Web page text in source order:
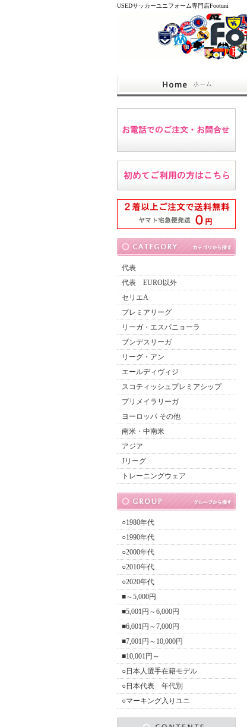
USEDサッカーユニフォーム専門店Footuni
代表
代表 EURO以外
セリエA
プレミアリーグ
リーガ・エスパニョーラ
ブンデスリーガ
リーグ・アン
エールディヴィジ
スコティッシュプレミアシップ
プリメイラリーガ
ヨーロッパ その他
南米・中南米
アジア
Jリーグ
トレーニングウェア
○1980年代
○1990年代
○2000年代
○2010年代
○2020年代
■～5,000円
■5,001円～6,000円
■6,001円～7,000円
■7,001円～10,000円
■10,001円～
○日本人選手在籍モデル
○日本代表 年代別
○マーキング入りユニ